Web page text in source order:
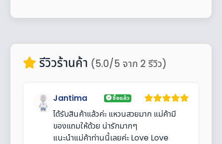
รีวิวร้านค้า (5.0/5 จาก 2 รีวิว)
Jantima ซื้อแล้ว
ได้รับสินค้าแล้วค่ะ แหวนสวยมาก แม่ค้ามี
ของแถมให้ด้วย น่ารักมากๆ
แนะนำแม่ค้าท่านนี้เลยค่ะ Love Love